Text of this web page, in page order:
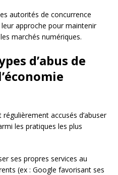
autorités de concurrence
approche pour maintenir
marchés numériques.
d’abus de
accusés d’abuser
les pratiques les plus
ses propres services au
(ex : Google favorisant ses